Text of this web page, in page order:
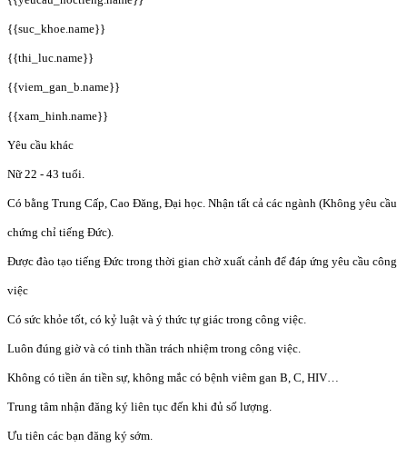
{{suc_khoe.name}}
{{thi_luc.name}}
{{viem_gan_b.name}}
{{xam_hinh.name}}
Yêu cầu khác
Nữ 22 - 43 tuổi.
Có bằng Trung Cấp, Cao Đăng, Đại học. Nhận tất cả các ngành (Không yêu cầu
chứng chỉ tiếng Đức).
Được đào tạo tiếng Đức trong thời gian chờ xuất cảnh để đáp ứng yêu cầu công
việc
Có sức khỏe tốt, có kỷ luật và ý thức tự giác trong công việc.
Luôn đúng giờ và có tinh thần trách nhiệm trong công việc.
Không có tiền án tiền sự, không mắc có bệnh viêm gan B, C, HIV…
Trung tâm nhận đăng ký liên tục đến khi đủ số lượng.
Ưu tiên các bạn đăng ký sớm.